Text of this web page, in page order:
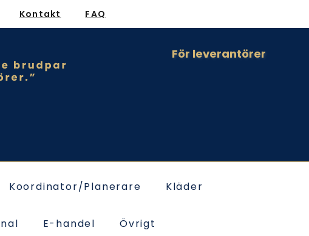
Kontakt FAQ
För leverantörer
Koordinator/Planerare Kläder
E-handel Övrigt